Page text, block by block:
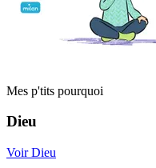
Mes p'tits pourquoi
Dieu
Voir Dieu